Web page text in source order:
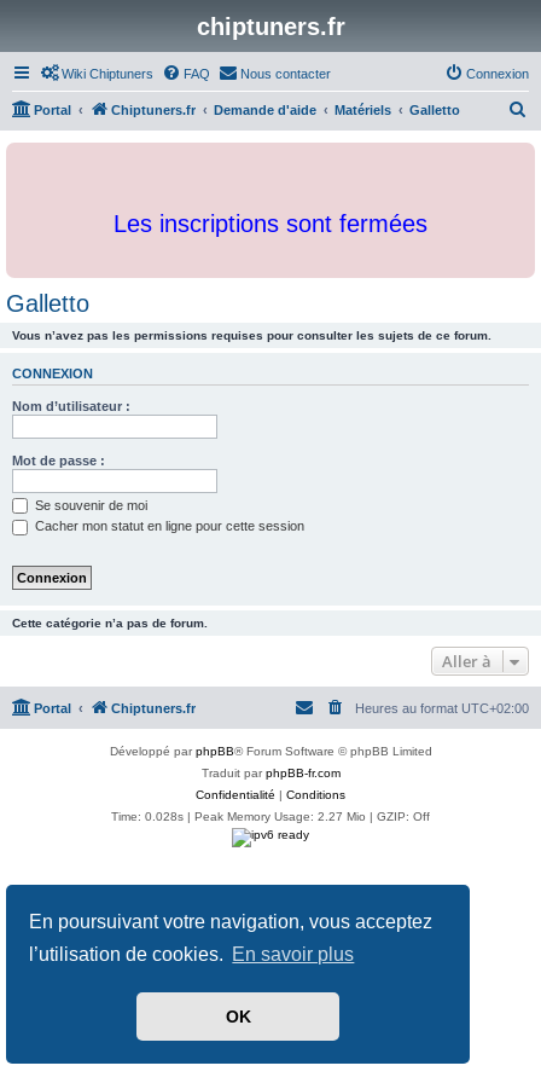
En poursuivant votre navigation, vous acceptez
l’utilisation de cookies. En savoir plus
OK
chiptuners.fr
Wiki Chiptuners FAQ Nous contacter Connexion
Portal Chiptuners.fr Demande d'aide Matériels Galletto
c
Les inscriptions sont fermées
Galletto
Vous n’avez pas les permissions requises pour consulter les sujets de ce forum.
CONNEXION
Nom d’utilisateur :
Mot de passe :
Se souvenir de moi
Cacher mon statut en ligne pour cette session
Cette catégorie n’a pas de forum.
Aller à
Portal Chiptuners.fr Heures au format UTC+02:00
Développé parphpBB® Forum Software © phpBB Limited
Traduit parphpBB-fr.com
Confidentialité | Conditions
Time: 0.028s | Peak Memory Usage: 2.27 Mio | GZIP: Off